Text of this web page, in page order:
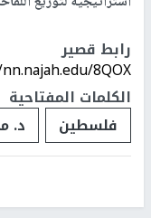
رابط قصير
8QOX/
الكلمات المفتاحية
فلسطين
د.